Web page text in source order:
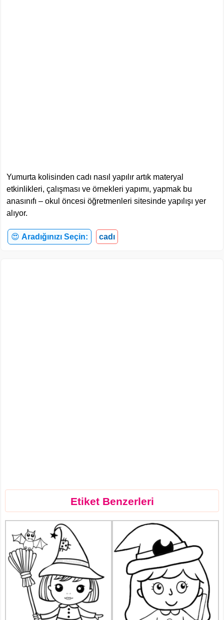
Yumurta kolisinden cadı nasıl yapılır artık materyal
etkinlikleri, çalışması ve örnekleri yapımı, yapmak bu
anasınıfı – okul öncesi öğretmenleri sitesinde yapılışı yer
alıyor.
😍 Aradığınızı Seçin: cadı
Etiket Benzerleri